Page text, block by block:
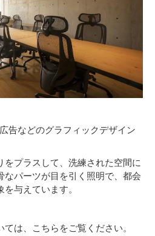
告などのグラフィックデザイン
をプラスして、洗練された空間に
なパーツが目を引く照明で、都会
与えています。
は、こちらをご覧ください。